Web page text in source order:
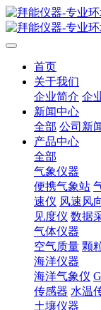
首页
关于我们
企业简介 企
新闻中心
全部 公司新
产品中心
全部
气象仪器
便携气象站
速仪 风速风
见度仪 数据
气体仪器
空气质量 颗
海洋仪器
海洋气象仪
传感器 水温
土壤仪器